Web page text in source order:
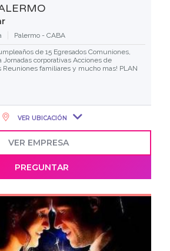
Palermo - CABA
de 15 Egresados Comuniones,
corporativas Acciones de
Reuniones familiares y mucho mas! PLAN
VER UBICACIÓN
VER EMPRESA
PREGUNTAR